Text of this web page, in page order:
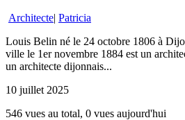
Architecte| Patricia
Louis Belin né le 24 octobre 1806 à
ville le 1er novembre 1884 est un
un architecte dijonnais...
10 juillet 2025
546 vues au total, 0 vues aujourd'hui